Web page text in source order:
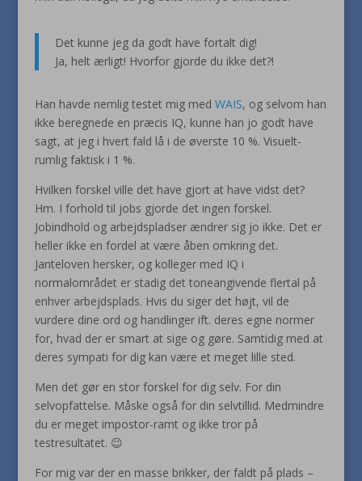
Det kunne jeg da godt have fortalt dig!
Ja, helt ærligt! Hvorfor gjorde du ikke det?!
Han havde nemlig testet mig med WAIS, og selvom han
ikke beregnede en præcis IQ, kunne han jo godt have
sagt, at jeg i hvert fald lå i de øverste 10 %. Visuelt-
rumlig faktisk i 1 %.
Hvilken forskel ville det have gjort at have vidst det?
Hm. I forhold til jobs gjorde det ingen forskel.
Jobindhold og arbejdspladser ændrer sig jo ikke. Det er
heller ikke en fordel at være åben omkring det.
Janteloven hersker, og kolleger med IQ i
normalområdet er stadig det toneangivende flertal på
enhver arbejdsplads. Hvis du siger det højt, vil de
vurdere dine ord og handlinger ift. deres egne normer
for, hvad der er smart at sige og gøre. Samtidig med at
deres sympati for dig kan være et meget lille sted.
Men det gør en stor forskel for dig selv. For din
selvopfattelse. Måske også for din selvtillid. Medmindre
du er meget impostor-ramt og ikke tror på
testresultatet. 😉
For mig var der en masse brikker, der faldt på plads –